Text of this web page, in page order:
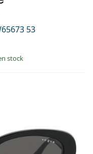
53
stock